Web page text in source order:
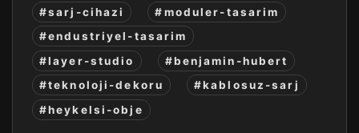
#sarj-cihazi
#moduler-tasarim
#endustriyel-tasarim
#layer-studio
#benjamin-hubert
#teknoloji-dekoru
#kablosuz-sarj
#heykelsi-obje